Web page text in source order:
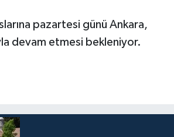
pazartesi günü Ankara,
devam etmesi bekleniyor.